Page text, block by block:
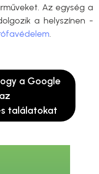
Az egység a
a helyszínen -
.
a Google
s találatokat